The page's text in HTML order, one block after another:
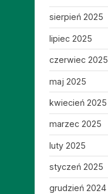
sierpień 2025
lipiec 2025
czerwiec 2025
maj 2025
kwiecień 2025
marzec 2025
luty 2025
styczeń 2025
grudzień 2024